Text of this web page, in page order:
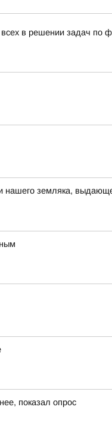
в решении задач по
земляка,
показал опрос